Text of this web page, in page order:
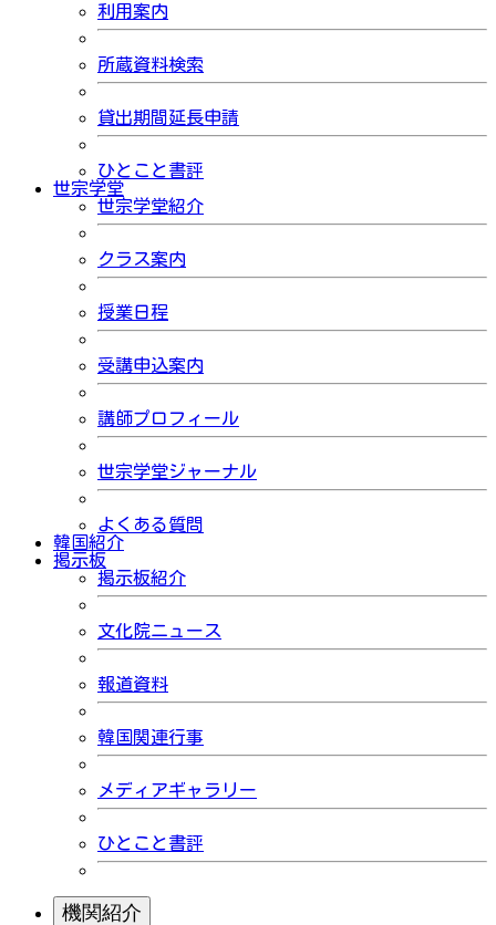
利用案内
所蔵資料検索
貸出期間延長申請
ひとこと書評
世宗学堂
世宗学堂紹介
クラス案内
授業日程
受講申込案内
講師プロフィール
世宗学堂ジャーナル
よくある質問
韓国紹介
掲示板
掲示板紹介
文化院ニュース
報道資料
韓国関連行事
メディアギャラリー
ひとこと書評
機関紹介